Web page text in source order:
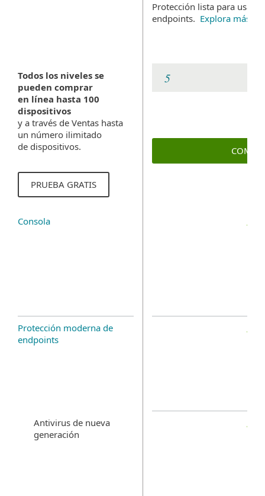
Protección lista para usar
endpoints. Explora más
Todos los niveles se
pueden comprar
en línea hasta 100
dispositivos
y a través de Ventas hasta
un número ilimitado
de dispositivos.
PRUEBA GRATIS
Consola
Protección moderna de
endpoints
Antivirus de nueva
generación